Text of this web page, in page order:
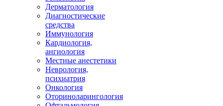
Дерматология
Диагностические
средства
Иммунология
Кардиология,
ангиология
Местные анестетики
Неврология,
психиатрия
Онкология
Оториноларингология